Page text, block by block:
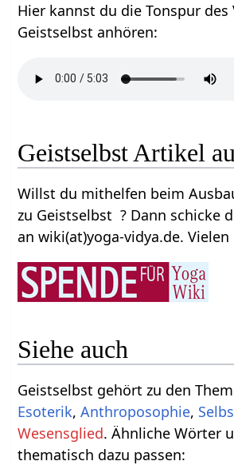
Hier kannst du die Tonspur des
Geistselbst anhören:
Geistselbst Artikel
Willst du mithelfen beim
zu Geistselbst ? Dann schicke
an wiki(at)yoga-vidya.de. Vielen
Siehe auch
Geistselbst gehört zu den
Esoterik,Anthroposophie,
Wesensglied. Ähnliche Wörter
thematisch dazu passen: